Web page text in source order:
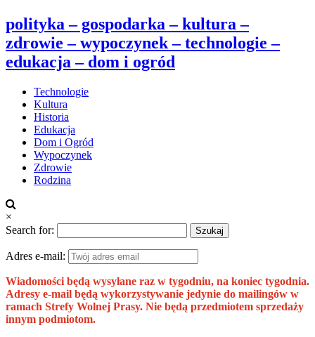
polityka – gospodarka – kultura –
zdrowie – wypoczynek – technologie –
edukacja – dom i ogród
Technologie
Kultura
Historia
Edukacja
Dom i Ogród
Wypoczynek
Zdrowie
Rodzina
×
Search for:
Adres e-mail:
Wiadomości będą wysyłane raz w tygodniu, na koniec tygodnia.
Adresy e-mail będą wykorzystywanie jedynie do mailingów w
ramach Strefy Wolnej Prasy. Nie będą przedmiotem sprzedaży
innym podmiotom.